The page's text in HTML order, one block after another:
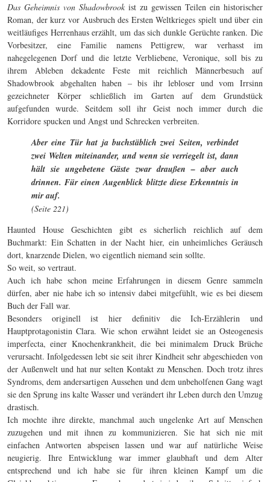
Das Geheimnis von Shadowbrook ist zu gewissen Teilen ein historischer
Roman, der kurz vor Ausbruch des Ersten Weltkrieges spielt und über ein
weitläufiges Herrenhaus erzählt, um das sich dunkle Gerüchte ranken. Die
Vorbesitzer, eine Familie namens Pettigrew, war verhasst im
nahegelegenen Dorf und die letzte Verbliebene, Veronique, soll bis zu
ihrem Ableben dekadente Feste mit reichlich Männerbesuch auf
Shadowbrook abgehalten haben – bis ihr lebloser und vom Irrsinn
gezeichneter Körper schließlich im Garten auf dem Grundstück
aufgefunden wurde. Seitdem soll ihr Geist noch immer durch die
Korridore spucken und Angst und Schrecken verbreiten.
Aber eine Tür hat ja buchstäblich zwei Seiten, verbindet
zwei Welten miteinander, und wenn sie verriegelt ist, dann
hält sie ungebetene Gäste zwar draußen – aber auch
drinnen. Für einen Augenblick blitzte diese Erkenntnis in
mir auf.
(Seite 221)
Haunted House Geschichten gibt es sicherlich reichlich auf dem
Buchmarkt: Ein Schatten in der Nacht hier, ein unheimliches Geräusch
dort, knarzende Dielen, wo eigentlich niemand sein sollte.
So weit, so vertraut.
Auch ich habe schon meine Erfahrungen in diesem Genre sammeln
dürfen, aber nie habe ich so intensiv dabei mitgefühlt, wie es bei diesem
Buch der Fall war.
Besonders originell ist hier definitiv die Ich-Erzählerin und
Hauptprotagonistin Clara. Wie schon erwähnt leidet sie an Osteogenesis
imperfecta, einer Knochenkrankheit, die bei minimalem Druck Brüche
verursacht. Infolgedessen lebt sie seit ihrer Kindheit sehr abgeschieden von
der Außenwelt und hat nur selten Kontakt zu Menschen. Doch trotz ihres
Syndroms, dem andersartigen Aussehen und dem unbeholfenen Gang wagt
sie den Sprung ins kalte Wasser und verändert ihr Leben durch den Umzug
drastisch.
Ich mochte ihre direkte, manchmal auch ungelenke Art auf Menschen
zuzugehen und mit ihnen zu kommunizieren. Sie hat sich nie mit
einfachen Antworten abspeisen lassen und war auf natürliche Weise
neugierig. Ihre Entwicklung war immer glaubhaft und dem Alter
entsprechend und ich habe sie für ihren kleinen Kampf um die